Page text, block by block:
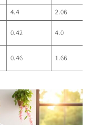
4.4
2.06
0.42 4.0
0.46 1.66